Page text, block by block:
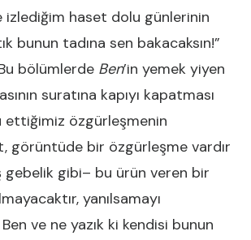
izlediğim haset dolu günlerinin
bunun tadına sen bakacaksın!”
bölümlerde Ben’in yemek yiyen
suratına kapıyı kapatması
ettiğimiz özgürleşmenin
görüntüde bir özgürleşme vardır
gebelik gibi– bu ürün veren bir
yanılsamayı
ve ne yazık ki kendisi bunun